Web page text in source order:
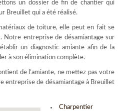
un dossier de fin de chantier qui
Breuillet qui a été réalisé.
de toiture, elle peut en fait se
entreprise de désamiantage sur
un diagnostic amiante afin de la
à son élimination complète.
de l’amiante, ne mettez pas votre
entreprise de désamiantage à Breuillet
Charpentier